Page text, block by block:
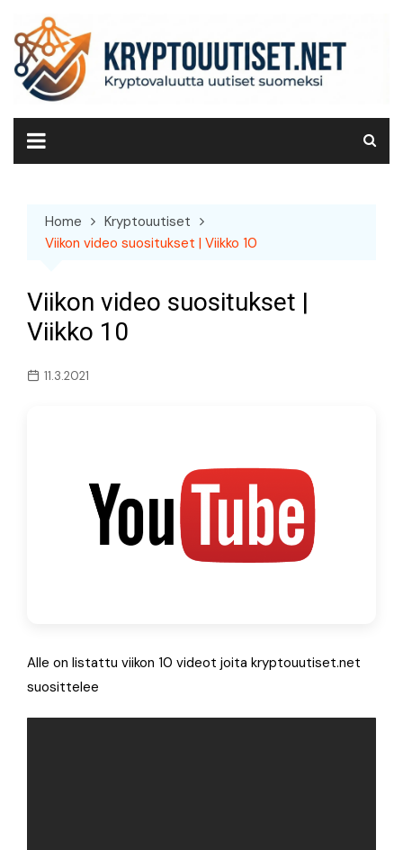
content
Home
Kryptouutiset
Viikon video suositukset | Viikko 10
Viikon video suositukset |
Viikko 10
11.3.2021
Alle on listattu viikon 10 videot joita kryptouutiset.net
suosittelee